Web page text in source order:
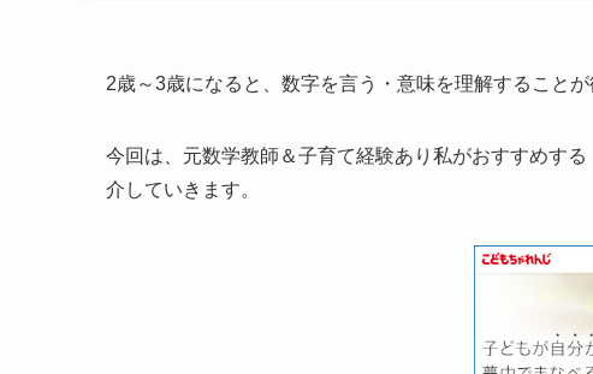
2歳～3歳になると、数字を言う・意味を理解すること
今回は、元数学教師＆子育て経験あり私がおすすめす
介していきます。